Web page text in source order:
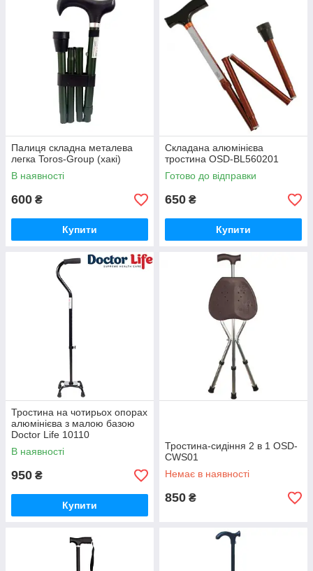
Палиця складна металева
легка Toros-Group (хакі)
В наявності
600 ₴
Купити
Складана алюмінієва
тростина OSD-BL560201
Готово до відправки
650 ₴
Купити
Тростина на чотирьох опорах
алюмінієва з малою базою
Doctor Life 10110
В наявності
950 ₴
Купити
Тростина-сидіння 2 в 1 OSD-
CWS01
Немає в наявності
850 ₴